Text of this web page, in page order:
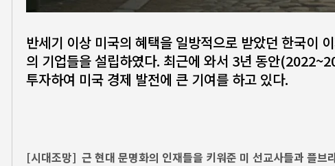
반세기 이상 미국의 혜택을 일방적으로 받았던 한국이
의 기업들을 설립하였다. 최근에 와서 3년 동안
투자하여 미국 경제 발전에 큰 기여를 하고 있다.
[시대조망] 근 현대 문명화의 인재들을 키워준 미 선교사들과 플브